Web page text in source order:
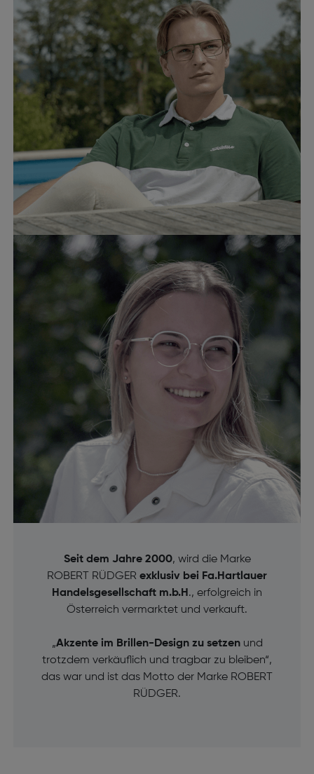
Seit dem Jahre 2000, wird die Marke
ROBERT RÜDGER exklusiv bei Fa.Hartlauer
Handelsgesellschaft m.b.H ., erfolgreich in
Österreich vermarktet und verkauft.
„Akzente im Brillen-Design zu setzenund
trotzdem verkäuflich und tragbar zu bleiben“,
das war und ist das Motto der Marke ROBERT
RÜDGER.